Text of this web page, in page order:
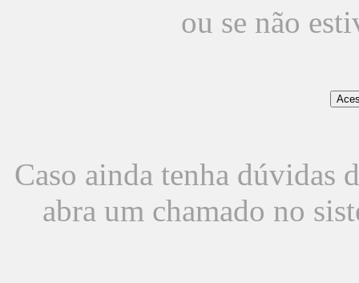
ou se não
Caso ainda tenha dúvidas
abra um chamado no